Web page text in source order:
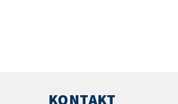
KONTAKT